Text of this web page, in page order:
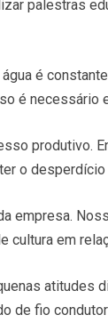
palestras
é
é necessário
produtivo.
o
empresa.
cultura em
atitudes
de fio